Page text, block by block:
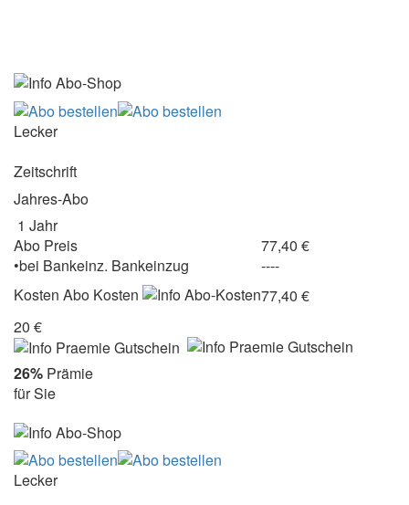
Lecker
Zeitschrift
Jahres-Abo
1 Jahr
Abo Preis
77,40 €
•bei Bankeinz. Bankeinzug
----
Kosten Abo Kosten
77,40 €
20 €
26% Prämie
für Sie
Lecker